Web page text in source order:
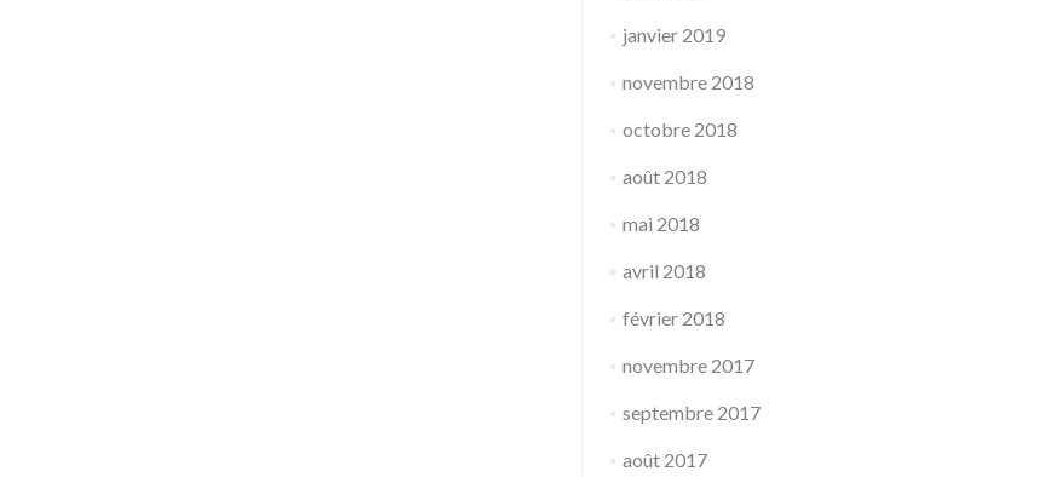
janvier 2019
novembre 2018
octobre 2018
août 2018
mai 2018
avril 2018
février 2018
novembre 2017
septembre 2017
août 2017